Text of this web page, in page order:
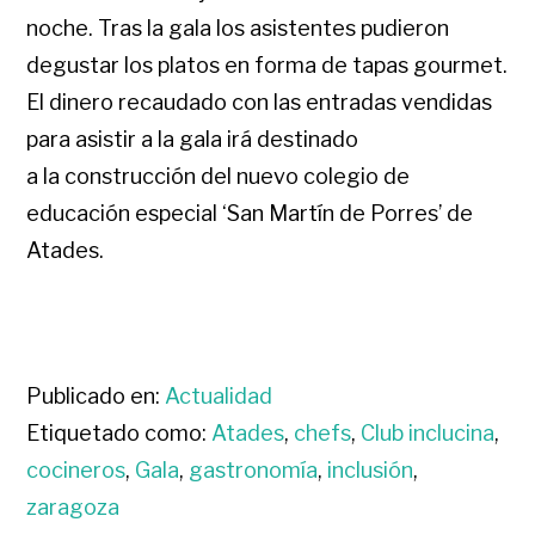
noche. Tras la gala los asistentes pudieron
degustar los platos en forma de tapas gourmet.
El dinero recaudado con las entradas vendidas
para asistir a la gala irá destinado
a la construcción del nuevo colegio de
educación especial ‘San Martín de Porres’ de
Atades.
Publicado en: Actualidad
Etiquetado como: Atades, chefs, Club inclucina,
cocineros, Gala, gastronomía, inclusión,
zaragoza